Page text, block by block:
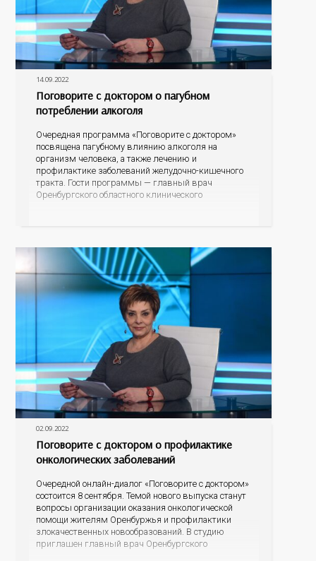
14.09.2022
Поговорите с доктором о пагубном
потреблении алкоголя
Очередная программа «Поговорите с доктором»
посвящена пагубному влиянию алкоголя на
организм человека, а также лечению и
профилактике заболеваний желудочно-кишечного
тракта. Гости программы — главный врач
Оренбургского областного клинического
Анатольевна Подгороднева.
02.09.2022
Поговорите с доктором о профилактике
онкологических заболеваний
Очередной онлайн-диалог «Поговорите с доктором»
состоится 8 сентября. Темой нового выпуска станут
вопросы организации оказания онкологической
помощи жителям Оренбуржья и профилактики
злокачественных новообразований. В студию
приглашен главный врач Оренбургского